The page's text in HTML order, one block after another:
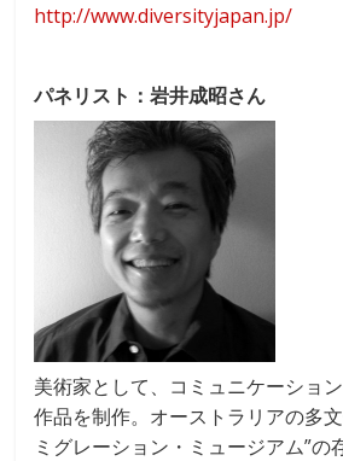
http://www.diversityjapan.jp/
パネリスト：岩井成昭さん
美術家として、コミュニケーショ
作品を制作。オーストラリアの多
ミグレーション・ミュージアム”の